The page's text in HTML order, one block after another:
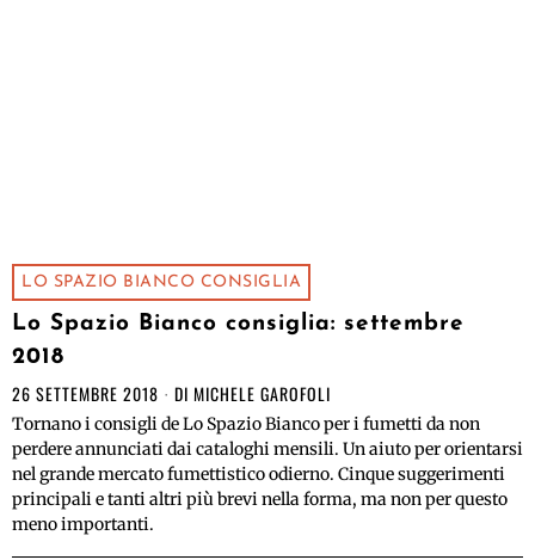
LO SPAZIO BIANCO CONSIGLIA
Lo Spazio Bianco consiglia: settembre
2018
26 SETTEMBRE 2018 DI MICHELE GAROFOLI
Tornano i consigli de Lo Spazio Bianco per i fumetti da non
perdere annunciati dai cataloghi mensili. Un aiuto per orientarsi
nel grande mercato fumettistico odierno. Cinque suggerimenti
principali e tanti altri più brevi nella forma, ma non per questo
meno importanti.